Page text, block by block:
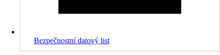
Bezpečnostní datový list